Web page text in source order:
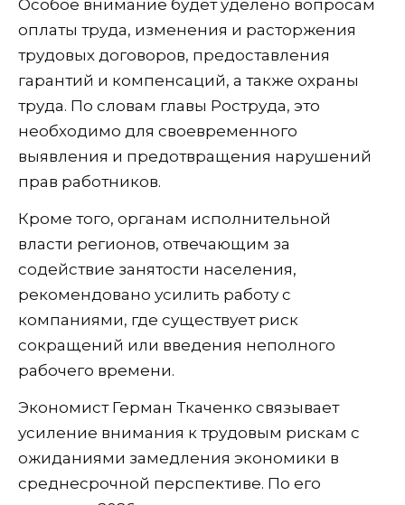
Особое внимание будет уделено вопросам
оплаты труда, изменения и расторжения
трудовых договоров, предоставления
гарантий и компенсаций, а также охраны
труда. По словам главы Роструда, это
необходимо для своевременного
выявления и предотвращения нарушений
прав работников.
Кроме того, органам исполнительной
власти регионов, отвечающим за
содействие занятости населения,
рекомендовано усилить работу с
компаниями, где существует риск
сокращений или введения неполного
рабочего времени.
Экономист Герман Ткаченко связывает
усиление внимания к трудовым рискам с
ожиданиями замедления экономики в
среднесрочной перспективе. По его